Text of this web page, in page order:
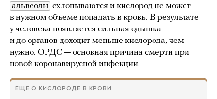
альвеолы схлопываются и кислород не может
в нужном объеме попадать в кровь. В результате
у человека появляется сильная одышка
и до органов доходит меньше кислорода, чем
нужно. ОРДС — основная причина смерти при
новой коронавирусной инфекции.
ЕЩЕ О КИСЛОРОДЕ В КРОВИ